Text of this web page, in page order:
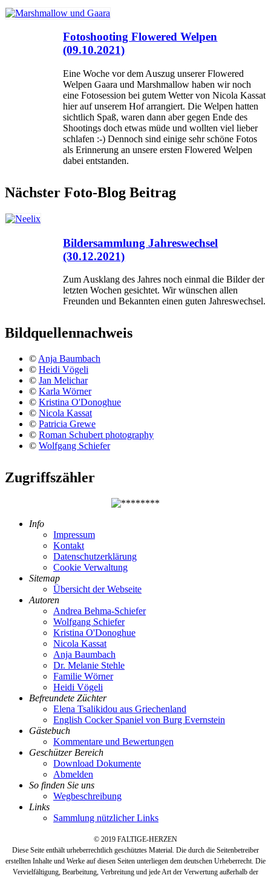
Fotoshooting Flowered Welpen
(09.10.2021)
Eine Woche vor dem Auszug unserer Flowered
Welpen Gaara und Marshmallow haben wir noch
eine Fotosession bei gutem Wetter von Nicola Kassat
hier auf unserem Hof arrangiert. Die Welpen hatten
sichtlich Spaß, waren dann aber gegen Ende des
Shootings doch etwas müde und wollten viel lieber
schlafen :-) Dennoch sind einige sehr schöne Fotos
als Erinnerung an unsere ersten Flowered Welpen
dabei entstanden.
Nächster Foto-Blog Beitrag
Bildersammlung Jahreswechsel
(30.12.2021)
Zum Ausklang des Jahres noch einmal die Bilder der
letzten Wochen gesichtet. Wir wünschen allen
Freunden und Bekannten einen guten Jahreswechsel.
Bildquellennachweis
© Anja Baumbach
© Heidi Vögeli
© Jan Melichar
© Karla Wörner
© Kristina O'Donoghue
© Nicola Kassat
© Patricia Grewe
© Roman Schubert photography
© Wolfgang Schiefer
Zugriffszähler
Info
Impressum
Kontakt
Datenschutzerklärung
Cookie Verwaltung
Sitemap
Übersicht der Webseite
Autoren
Andrea Behma-Schiefer
Wolfgang Schiefer
Kristina O'Donoghue
Nicola Kassat
Anja Baumbach
Dr. Melanie Stehle
Familie Wörner
Heidi Vögeli
Befreundete Züchter
Elena Tsalikidou aus Griechenland
English Cocker Spaniel von Burg Evernstein
Gästebuch
Kommentare und Bewertungen
Geschützer Bereich
Download Dokumente
Abmelden
So finden Sie uns
Wegbeschreibung
Links
Sammlung nützlicher Links
© 2019 FALTIGE-HERZEN
Diese Seite enthält urheberrechtlich geschütztes Material. Die durch die Seitenbetreiber
erstellten Inhalte und Werke auf diesen Seiten unterliegen dem deutschen Urheberrecht. Die
Vervielfältigung, Bearbeitung, Verbreitung und jede Art der Verwertung außerhalb der